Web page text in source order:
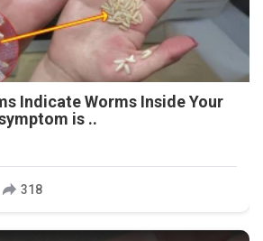
Indicate Worms Inside Your
is ..
318